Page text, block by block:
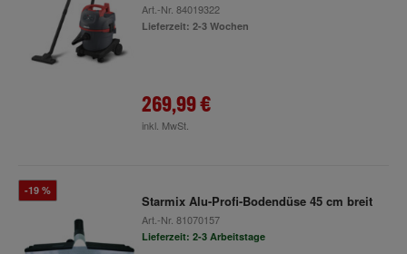
Art.-Nr. 84019322
Lieferzeit: 2-3 Wochen
269,99 €
inkl. MwSt.
-19 %
Starmix Alu-Profi-Bodendüse 45 cm breit
Art.-Nr. 81070157
Lieferzeit: 2-3 Arbeitstage